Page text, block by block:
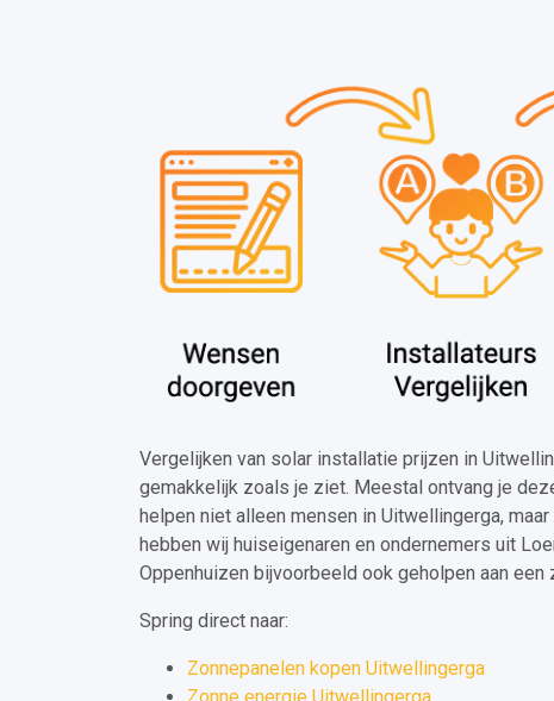
Vergelijken van solar installatie prijzen in
gemakkelijk zoals je ziet. Meestal ontvang je
helpen niet alleen mensen in Uitwellingerga,
hebben wij huiseigenaren en ondernemers uit
Oppenhuizen bijvoorbeeld ook geholpen aan een
Spring direct naar:
Zonnepanelen kopen Uitwellingerga
Zonne energie Uitwellingerga